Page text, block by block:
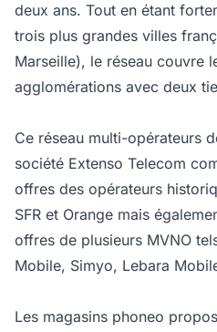
deux ans. Tout en étant
trois plus grandes villes
Marseille), le réseau couvre
agglomérations avec deux
Ce réseau multi-opérateurs
société Extenso Telecom
offres des opérateurs
SFR et Orange mais
offres de plusieurs MVNO
Mobile, Simyo, Lebara
Les magasins phoneo